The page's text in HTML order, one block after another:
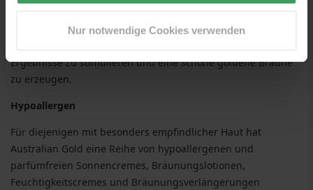
Nur notwendige Cookies verwenden
Innovationen, wie bräunungsaktivierende Bronzer und die
Ergebnisse zu stimulieren und eine schöne goldene Bräune
zu erzeugen.
Hypoallergen
Für diejenigen mit besonders empfindlicher Haut hat
Australian Gold eine Reihe von hypoallergenen und
parfümfreien Sonnencremes, Bräunungslotionen,
Feuchtigkeitscremes und Bräunungsverlängerungen